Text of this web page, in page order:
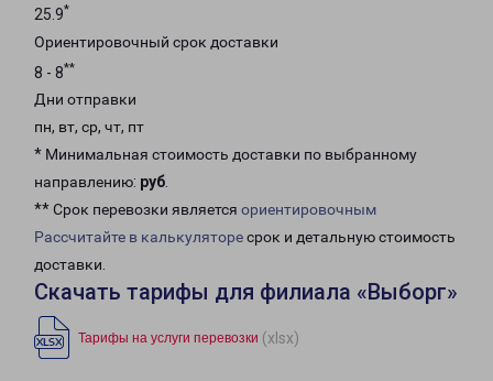
25.9*
Ориентировочный срок доставки
8 - 8**
Дни отправки
пн, вт, ср, чт, пт
* Минимальная стоимость доставки по выбранному
направлению: руб.
** Срок перевозки является ориентировочным
Рассчитайте в калькуляторесрок и детальную стоимость
доставки.
Скачать тарифы для филиала «Выборг»
Тарифы на услуги перевозки (xlsx)